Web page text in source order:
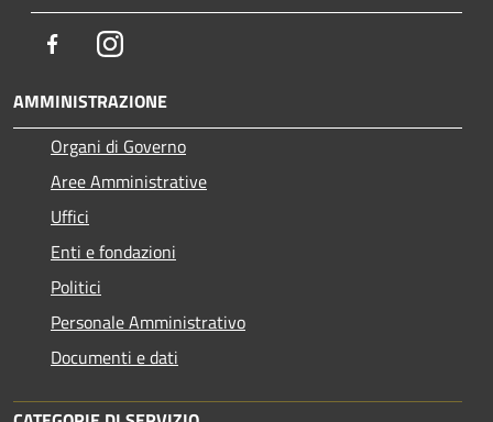
FacebookInstagram
AMMINISTRAZIONE
Organi di Governo
Aree Amministrative
Uffici
Enti e fondazioni
Politici
Personale Amministrativo
Documenti e dati